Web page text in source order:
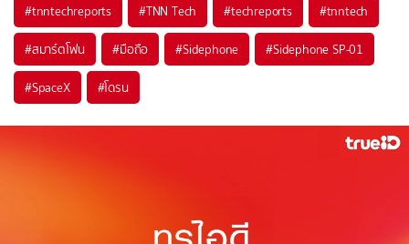
#tnntechreports #TNN Tech #techreports #tnntech
#สมาร์ตโฟน #มือถือ #Sidephone #Sidephone SP-01
#SpaceX #โดรน